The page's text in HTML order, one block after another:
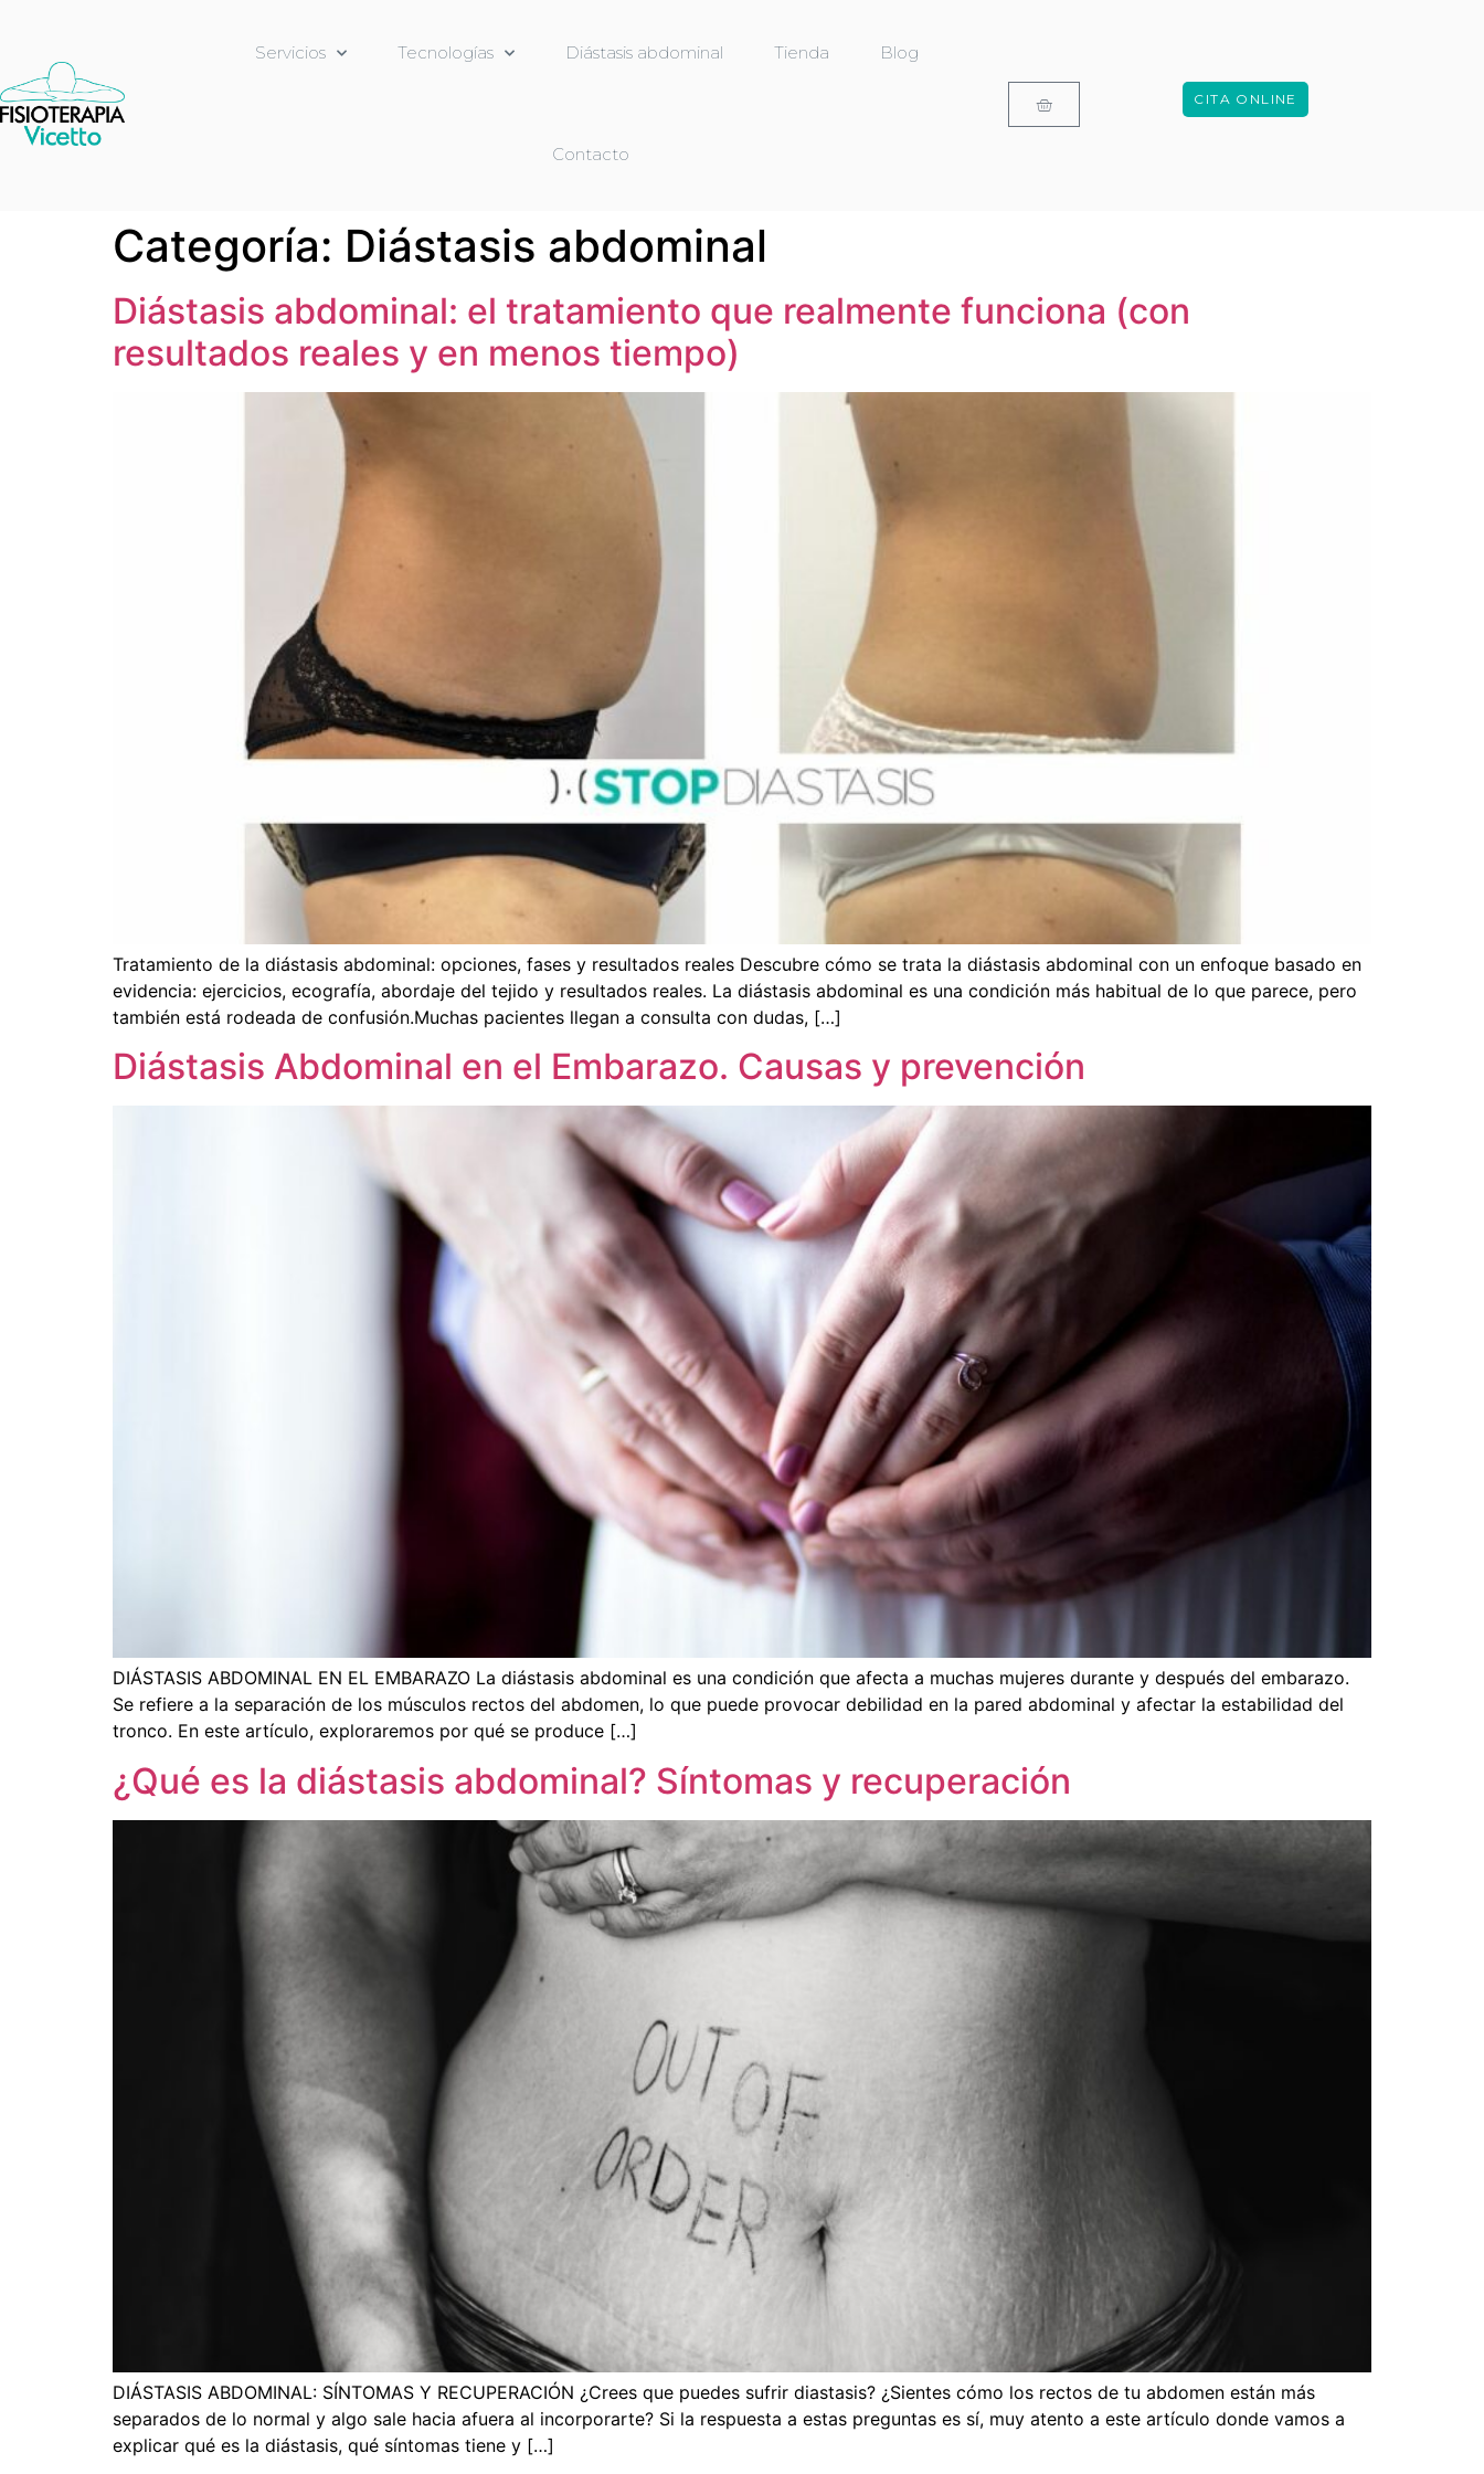
Servicios Tecnologías Diástasis abdominal Tienda Blog
Contacto
CITA ONLINE
Categoría: Diástasis abdominal
Diástasis abdominal: el tratamiento que realmente funciona (con
resultados reales y en menos tiempo)
Tratamiento de la diástasis abdominal: opciones, fases y resultados reales Descubre cómo se trata la diástasis abdominal con un enfoque basado en
evidencia: ejercicios, ecografía, abordaje del tejido y resultados reales. La diástasis abdominal es una condición más habitual de lo que parece, pero
también está rodeada de confusión.Muchas pacientes llegan a consulta con dudas, […]
Diástasis Abdominal en el Embarazo. Causas y prevención
DIÁSTASIS ABDOMINAL EN EL EMBARAZO La diástasis abdominal es una condición que afecta a muchas mujeres durante y después del embarazo.
Se refiere a la separación de los músculos rectos del abdomen, lo que puede provocar debilidad en la pared abdominal y afectar la estabilidad del
tronco. En este artículo, exploraremos por qué se produce […]
¿Qué es la diástasis abdominal? Síntomas y recuperación
DIÁSTASIS ABDOMINAL: SÍNTOMAS Y RECUPERACIÓN ¿Crees que puedes sufrir diastasis? ¿Sientes cómo los rectos de tu abdomen están más
separados de lo normal y algo sale hacia afuera al incorporarte? Si la respuesta a estas preguntas es sí, muy atento a este artículo donde vamos a
explicar qué es la diástasis, qué síntomas tiene y […]